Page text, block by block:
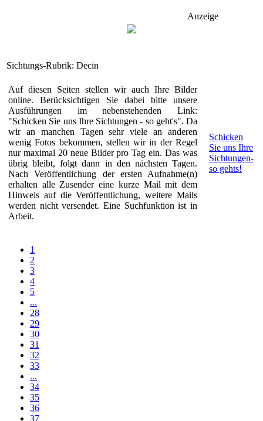
Anzeige
Sichtungs-Rubrik: Decin
Auf diesen Seiten stellen wir auch Ihre Bilder
online. Berücksichtigen Sie dabei bitte unsere
Ausführungen im nebenstehenden Link:
"Schicken Sie uns Ihre Sichtungen - so geht's". Da
wir an manchen Tagen sehr viele an anderen
wenig Fotos bekommen, stellen wir in der Regel
nur maximal 20 neue Bilder pro Tag ein. Das was
übrig bleibt, folgt dann in den nächsten Tagen.
Nach Veröffentlichung der ersten Aufnahme(n)
erhalten alle Zusender eine kurze Mail mit dem
Hinweis auf die Veröffentlichung, weitere Mails
werden nicht versendet. Eine Suchfunktion ist in
Arbeit.
Schicken
Sie uns Ihre
Sichtungen-
so gehts!
1
2
3
4
5
...
28
29
30
31
32
33
...
34
35
36
37